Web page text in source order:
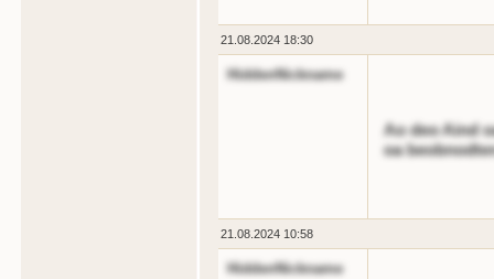
21.08.2024 18:30
HiddenNickname
Ao deo Aind
oa
21.08.2024 10:58
HiddenNickname